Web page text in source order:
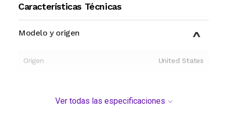
Características Técnicas
Modelo y origen
Origen United States
Ver todas las especificaciones